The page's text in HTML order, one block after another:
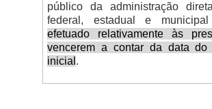
público da administração
federal, estadual e
efetuado relativamente às
vencerem a contar da data do
inicial .